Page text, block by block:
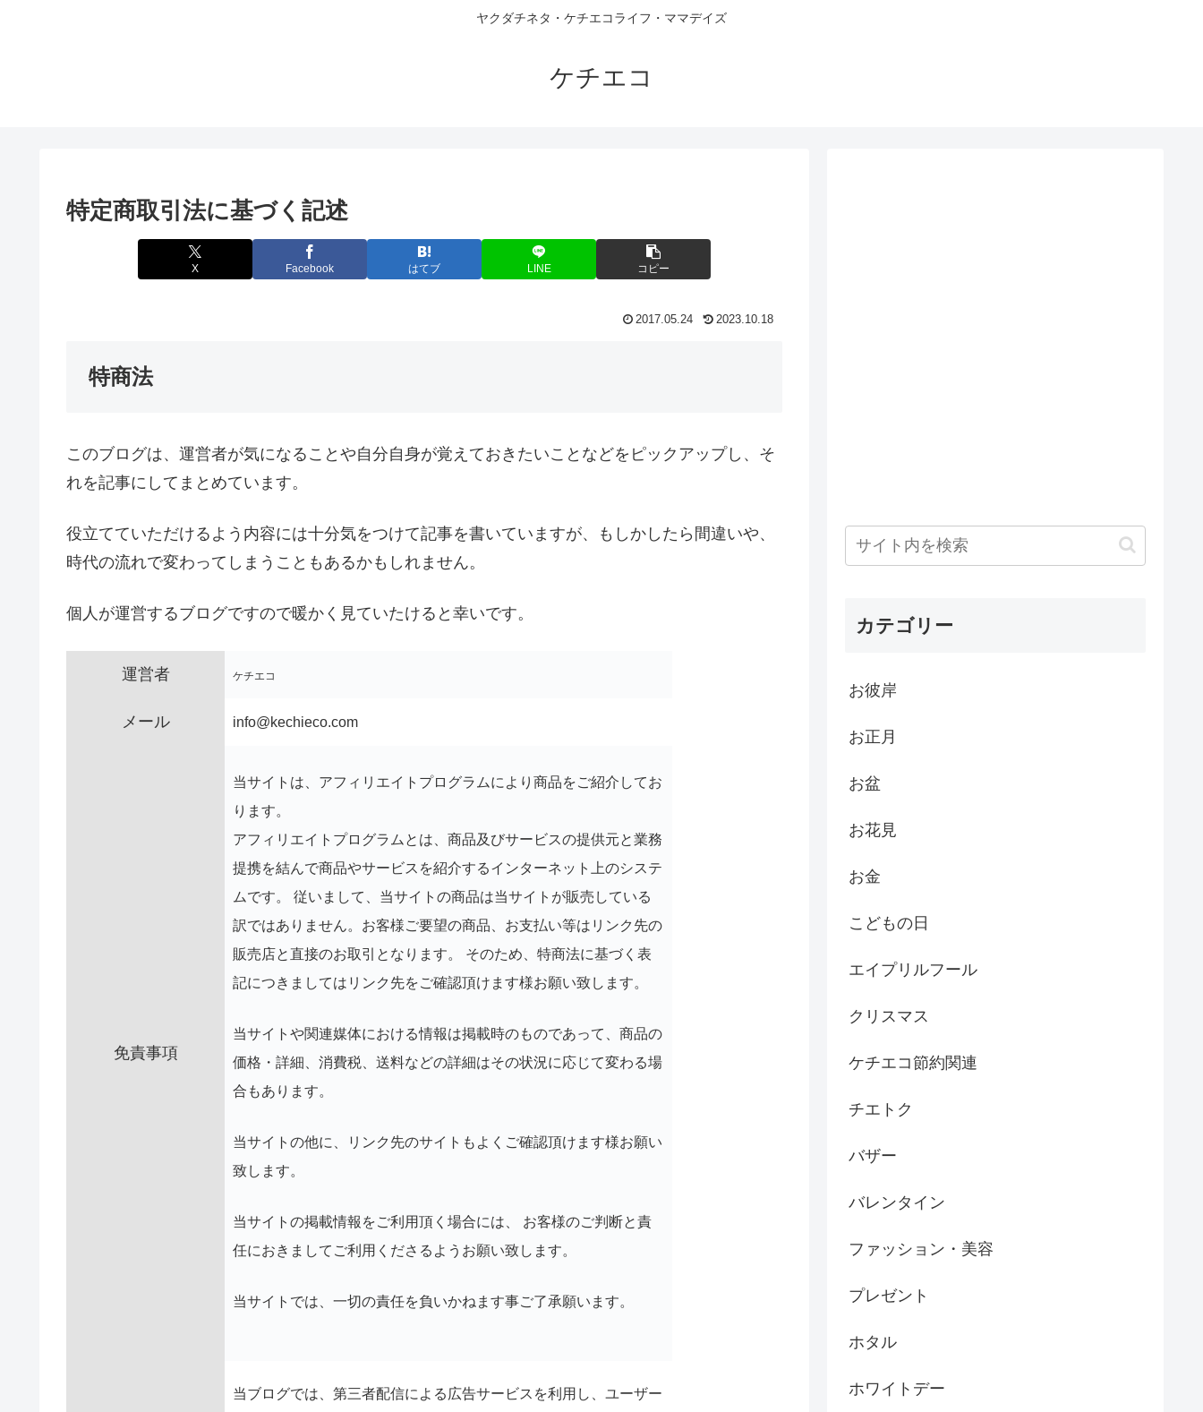
ヤクダチネタ・ケチエコライフ・ママデイズ
ケチエコ
特定商取引法に基づく記述
X Facebook はてブ LINE コピー
2017.05.24 2023.10.18
特商法
このブログは、運営者が気になることや自分自身が覚えておきたいことなどをピックアップし、そ
れを記事にしてまとめています。
役立てていただけるよう内容には十分気をつけて記事を書いていますが、もしかしたら間違いや、
時代の流れで変わってしまうこともあるかもしれません。
個人が運営するブログですので暖かく見ていたけると幸いです。
運営者 ケチエコ
メール info@kechieco.com
免責事項
当サイトは、アフィリエイトプログラムにより商品をご紹介してお
ります。
アフィリエイトプログラムとは、商品及びサービスの提供元と業務
提携を結んで商品やサービスを紹介するインターネット上のシステ
ムです。
従いまして、当サイトの商品は当サイトが販売している
訳ではありません。お客様ご要望の商品、お支払い等はリンク先の
販売店と直接のお取引となります。
そのため、特商法に基づく表
記につきましてはリンク先をご確認頂けます様お願い致します。
当サイトや関連媒体における情報は掲載時のものであって、商品の
価格・詳細、消費税、送料などの詳細はその状況に応じて変わる場
合もあります。
当サイトの他に、リンク先のサイトもよくご確認頂けます様お願い
致します。
当サイトの掲載情報をご利用頂く場合には、 お客様のご判断と責
任におきましてご利用くださるようお願い致します。
当サイトでは、一切の責任を負いかねます事ご了承願います。
当ブログでは、第三者配信による広告サービスを利用し、ユーザー
カテゴリー
お彼岸
お正月
お盆
お花見
お金
こどもの日
エイプリルフール
クリスマス
ケチエコ節約関連
チエトク
バザー
バレンタイン
ファッション・美容
プレゼント
ホタル
ホワイトデー